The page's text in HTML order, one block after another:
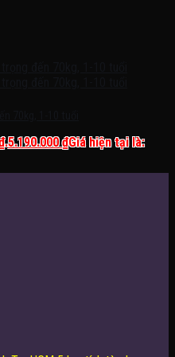
5.190.000₫Giá hiện tại là: